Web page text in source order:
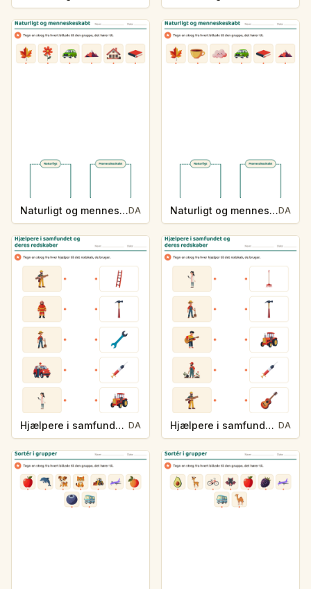
Naturligt og menneskeskabtDA Naturligt og menneskeskabtDA
Hjælpere i samfundet og deres redskaber DA Hjælpere i samfundet og deres redskaber DA